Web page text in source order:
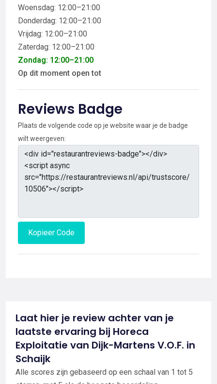
Woensdag: 12:00–21:00
Donderdag: 12:00–21:00
Vrijdag: 12:00–21:00
Zaterdag: 12:00–21:00
Zondag: 12:00–21:00
Op dit moment open tot
Reviews Badge
Plaats de volgende code op je website waar je de badge
wilt weergeven:
Kopieer Code
Laat hier je review achter van je
laatste ervaring bij Horeca
Exploitatie van Dijk-Martens V.O.F. in
Schaijk
Alle scores zijn gebaseerd op een schaal van 1 tot 5